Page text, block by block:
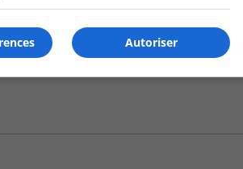
or
Autoriser